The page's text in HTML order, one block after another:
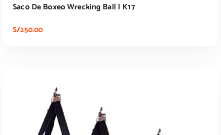
Saco De Boxeo Wrecking Ball | K17
S/250.00